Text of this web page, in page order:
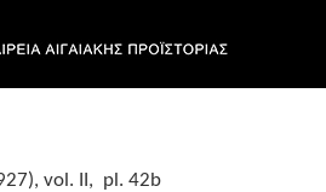
vol. II, pl. 42b